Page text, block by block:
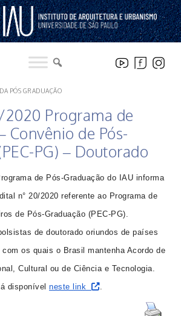
PÓS GRADUAÇÃO
2020 Programa de
Convênio de Pós-
PG) – Doutorado
de Pós-Graduação do IAU informa
n° 20/2020 referente ao Programa de
de Pós-Graduação (PEC-PG).
de doutorado oriundos de países
os quais o Brasil mantenha Acordo de
Cultural ou de Ciência e Tecnologia.
disponível neste link .